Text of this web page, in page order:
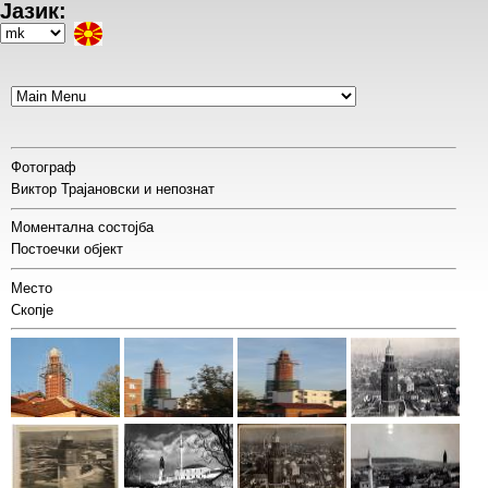
Skip
to
Јазик:
Select
Фотограф
Виктор Трајановски и непознат
Моментална состојба
Постоечки објект
Место
Скопје